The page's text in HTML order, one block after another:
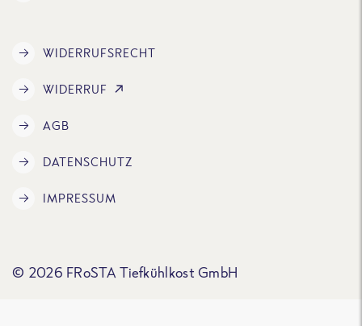
WIDERRUFSRECHT
WIDERRUF
AGB
DATENSCHUTZ
IMPRESSUM
© 2026 FRoSTA Tiefkühlkost GmbH